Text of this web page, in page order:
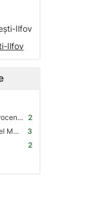
Ilfov
Ilfov
Premium Store Bucuresti - One Cotroceni Park 2
Premium Store Bucuresti - Stefan cel Mare
3
2